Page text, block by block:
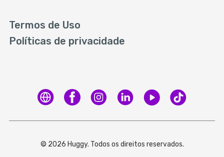
Termos de Uso
Políticas de privacidade
© 2026 Huggy. Todos os direitos reservados.